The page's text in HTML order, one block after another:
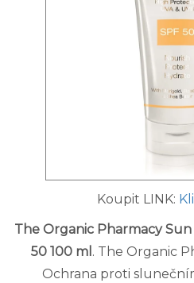
Koupit LINK:
The Organic Pharmacy
50 100 ml . The Organic
Ochrana proti